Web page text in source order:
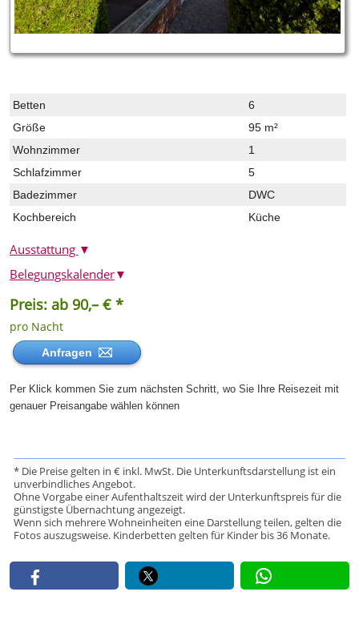
Betten
6
Größe
95 m²
Wohnzimmer
1
Schlafzimmer
5
Badezimmer
DWC
Kochbereich
Küche
Ausstattung ▼
Preis: ab 90,– € *
pro Nacht
Anfragen
Per Klick kommen Sie zum nächsten Schritt, wo Sie Ihre Reisezeit mit
genauer Preisangabe wählen können
Belegungskalender▼
* Die Preise gelten in € inkl. MwSt. Die Unterkunftsdarstellung ist ein
unverbindliches Angebot.
Ohne Vorgabe einer Aufenthaltszeit wird der Unterkunftspreis für die
günstigste Übernachtung angezeigt.
Wenn sich mehrere Wohneinheiten eine Darstellung teilen, gelten die
Fotos auszugsweise. Kinderbetten gelten für Kinder bis 36 Monate.